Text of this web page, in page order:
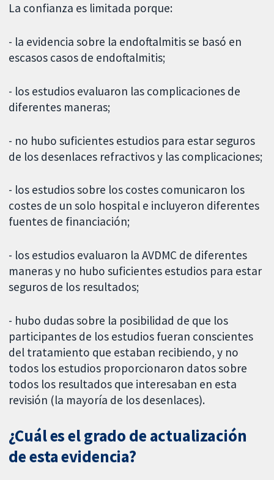
La confianza es limitada porque:
- la evidencia sobre la endoftalmitis se basó en
escasos casos de endoftalmitis;
- los estudios evaluaron las complicaciones de
diferentes maneras;
- no hubo suficientes estudios para estar seguros
de los desenlaces refractivos y las complicaciones;
- los estudios sobre los costes comunicaron los
costes de un solo hospital e incluyeron diferentes
fuentes de financiación;
- los estudios evaluaron la AVDMC de diferentes
maneras y no hubo suficientes estudios para estar
seguros de los resultados;
- hubo dudas sobre la posibilidad de que los
participantes de los estudios fueran conscientes
del tratamiento que estaban recibiendo, y no
todos los estudios proporcionaron datos sobre
todos los resultados que interesaban en esta
revisión (la mayoría de los desenlaces).
¿Cuál es el grado de actualización
de esta evidencia?